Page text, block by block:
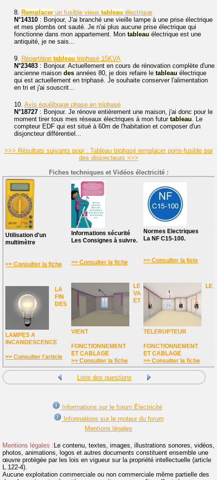
8. Remplacer un fusible vieux tableau électrique
N°14310 : Bonjour, J'ai branché une vieille lampe à une prise électrique
et mes plombs ont sauté. Je n'ai plus aucune prise électrique qui
fonctionne dans mon appartement. Mon tableau électrique est une
antiquité, je ne sais...
9. Répartition tableau triphasé 15KVA
N°23483 : Bonjour. Actuellement en cours de rénovation complète d'une
ancienne maison des années 80, je dois refaire le tableau électrique
qui est actuellement en triphasé. Je souhaite conserver l'alimentation
en tri et j'ai souscrit...
10. Avis équilibrage phase en triphasé
N°18727 : Bonjour. Je rénove entièrement une maison, j'ai donc pour le
moment tirer tous mes réseaux électriques à mon futur tableau. Le
compteur EDF qui est situé à 60m de l'habitation et composer d'un
disjoncteur différentiel...
>>> Résultats suivants pour : Tableau triphasé remplacer porte-fusible par
des disjoncteurs >>>
Fiches techniques et Vidéos électricité :
Utilisation d'un
multimètre
>> Consulter la fiche
Informations sécurité
Les Consignes à suivre.
>> Consulter la fiche
Normes Electriques
La NF C15-100.
>> Consulter la liste
LA
FIN
DES
LAMPES A
INCANDESCENCE
>> Consulter l'article
LE
VA
ET
VIENT
FONCTIONNEMENT
ET CABLAGE
>> Consulter la fiche
LE
TELERUPTEUR
FONCTIONNEMENT
ET CABLAGE
>> Consulter la fiche
Liste des questions
Informations sur le forum Électricité
Informations sur le moteur du forum
Mentions légales
Mentions légales : Le contenu, textes, images, illustrations sonores, vidéos,
photos, animations, logos et autres documents constituent ensemble une
œuvre protégée par les lois en vigueur sur la propriété intellectuelle (article
L.122-4).
Aucune exploitation commerciale ou non commerciale même partielle des